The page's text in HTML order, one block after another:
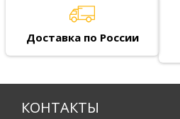
Доставка по России
КОНТАКТЫ